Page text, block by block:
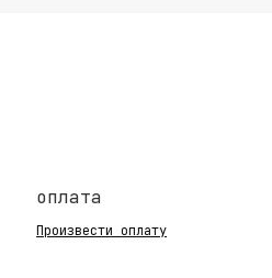
оплата
Произвести оплату